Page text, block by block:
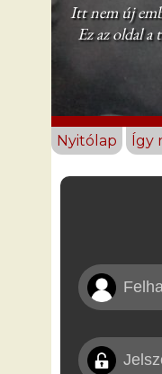
Itt nem új
Ez az oldal
Nyitólap Így